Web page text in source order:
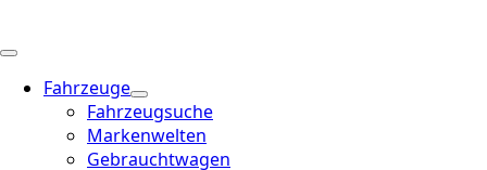
Fahrzeuge
Fahrzeugsuche
Markenwelten
Gebrauchtwagen